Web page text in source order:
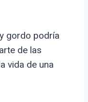
gordo podría
de las
vida de una